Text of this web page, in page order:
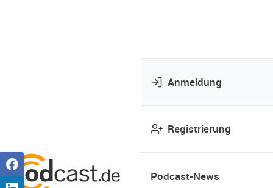
Anmeldung
Registrierung
Podcast-News